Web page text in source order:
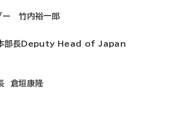
ー 竹内裕一郎
業本部長Deputy Head of Japan
倉垣康隆